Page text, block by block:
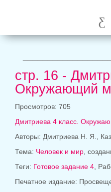
стр. 16 -
Окружающий
Просмотров: 705
Дмитриева 4 класс.
Авторы: Дмитриева Н. Я.,
Тема: Человек и мир,
Теги: Готовое задание 4,
Печатное издание: